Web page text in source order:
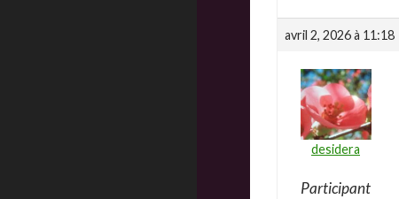
avril 2, 2026 à 11:18
desidera
Participant